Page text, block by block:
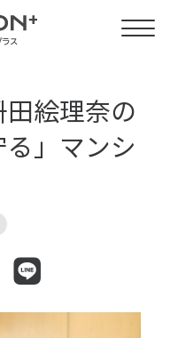
絵理奈の
る」マンシ